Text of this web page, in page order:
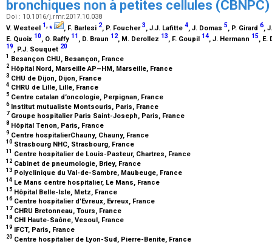
bronchiques non à petites cellules (CBNPC)
Doi : 10.1016/j.rmr.2017.10.038
V. Westeel 1,⁎ , F. Barlesi 2, P. Foucher3, J.J. Lafitte 4, J. Domas 5, P. Girard 6,
E. Quoix 10, O. Raffy 11 , D. Braun 12, M. Derollez 13, F. Goupil 14, J. Hermann 15, E.
19, P.J. Souquet 20
1 Besançon CHU, Besançon, France
2 Hôpital Nord, Marseille AP–HM, Marseille, France
3 CHU de Dijon, Dijon, France
4 CHRU de Lille, Lille, France
5 Centre catalan d’oncologie, Perpignan, France
6Institut mutualiste Montsouris, Paris, France
7 Groupe hospitalier Paris Saint-Joseph, Paris, France
8 Hôpital Tenon, Paris, France
9 Centre hospitalierChauny, Chauny, France
10 Strasbourg NHC, Strasbourg, France
11 Centre hospitalier de Louis-Pasteur, Chartres, France
12 Cabinet de pneumologie, Briey, France
13 Polyclinique du Val-de-Sambre, Maubeuge, France
14 Le Mans centre hospitalier, Le Mans, France
15 Hôpital Belle-Isle, Metz, France
16Centre hospitalier d’Evreux, Evreux, France
17 CHRU Bretonneau, Tours, France
18 CHI Haute-Saône, Vesoul, France
19 IFCT, Paris, France
20 Centre hospitalier de Lyon-Sud, Pierre-Benite, France